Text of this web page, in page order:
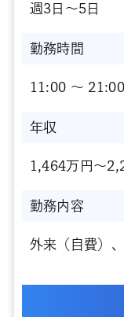
週3日～5日
勤務時間
11:00 〜 21:00
年収
1,464万円～
勤務内容
外来（自費）